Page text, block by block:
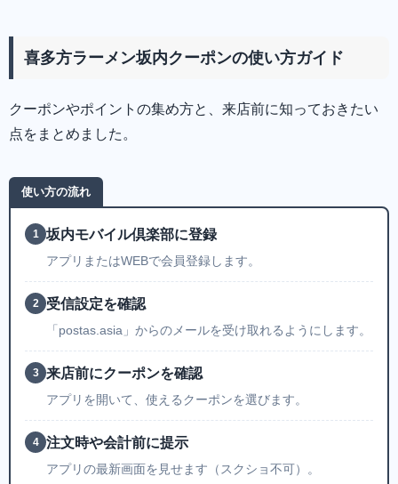
喜多方ラーメン坂内クーポンの使い方ガイド
クーポンやポイントの集め方と、来店前に知っておきたい
点をまとめました。
使い方の流れ
1 坂内モバイル倶楽部に登録
アプリまたはWEBで会員登録します。
2 受信設定を確認
「postas.asia」からのメールを受け取れるようにします。
3 来店前にクーポンを確認
アプリを開いて、使えるクーポンを選びます。
4 注文時や会計前に提示
アプリの最新画面を見せます（スクショ不可）。